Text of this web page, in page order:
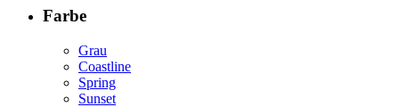
Farbe
Grau
Coastline
Spring
Sunset